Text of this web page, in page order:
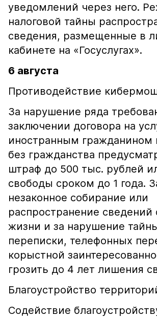
уведомлений через него.
налоговой тайны
сведения, размещенные в
кабинете на «Госуслугах».
6 августа
Противодействие
За нарушение ряда
заключении договора на
иностранным гражданином
без гражданства
штраф до 500 тыс. рублей
свободы сроком до 1 года.
незаконное собирание или
распространение сведений
жизни и за нарушение
переписки, телефонных
корыстной
грозить до 4 лет лишения
Благоустройство
Содействие